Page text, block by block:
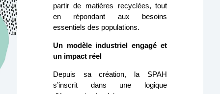
partir de matières recyclées, tout
en répondant aux besoins
essentiels des populations.
Un modèle industriel engagé et
un impact réel
Depuis sa création, la SPAH
s’inscrit dans une logique